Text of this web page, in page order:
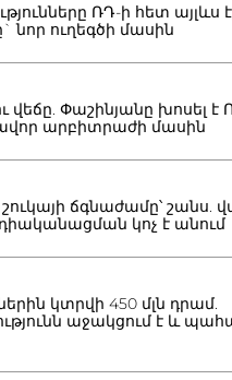
ՌԴ-ի հետ այլևս
նոր ուղեգծի մասին
վեճը. Փաշինյանը խոսել
արբիտրաժի մասին
ճգնաժամը՝ շանս.
կոչ է անում
կտրվի 450 մլն դրամ.
աջակցում է և